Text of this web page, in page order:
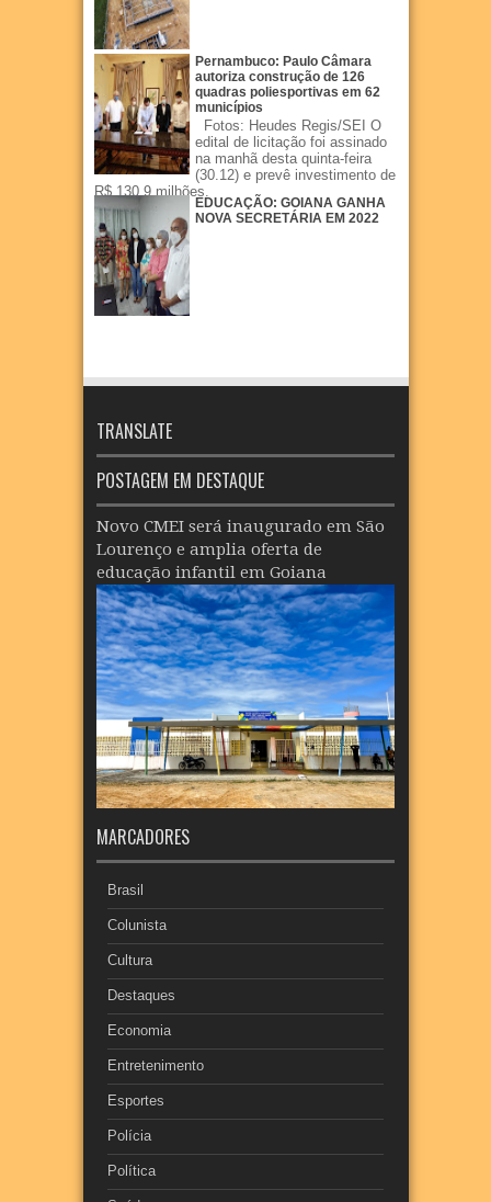
Pernambuco: Paulo Câmara
autoriza construção de 126
quadras poliesportivas em 62
municípios
Fotos: Heudes Regis/SEI O
edital de licitação foi assinado
na manhã desta quinta-feira
(30.12) e prevê investimento de
R$ 130,9 milhões.
EDUCAÇÃO: GOIANA GANHA
NOVA SECRETÁRIA EM 2022
TRANSLATE
POSTAGEM EM DESTAQUE
Novo CMEI será inaugurado em São
Lourenço e amplia oferta de
educação infantil em Goiana
MARCADORES
Brasil
Colunista
Cultura
Destaques
Economia
Entretenimento
Esportes
Polícia
Política